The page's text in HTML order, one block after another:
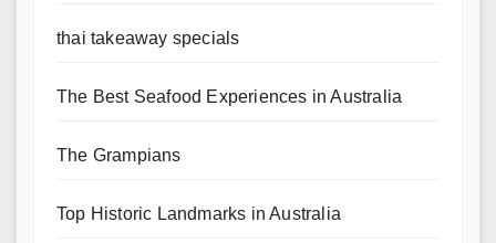
thai takeaway specials
The Best Seafood Experiences in Australia
The Grampians
Top Historic Landmarks in Australia